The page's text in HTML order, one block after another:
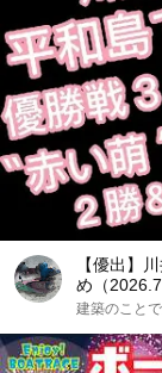
【優出】
め（
建築のこと